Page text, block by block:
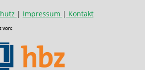
| Impressum | Kontakt